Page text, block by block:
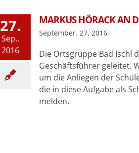
27.
Sep..
2016
MARKUS HÖRACK AN
September. 27, 2016
Die Ortsgruppe Bad Ischl
Geschäftsführer geleitet.
um die Anliegen der
die in diese Aufgabe als
melden.